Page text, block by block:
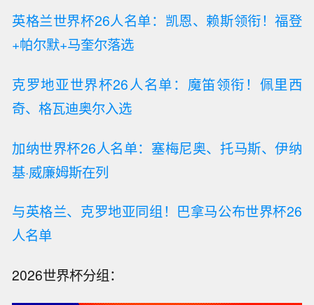
英格兰世界杯26人名单：凯恩、赖斯领衔！福登
+帕尔默+马奎尔落选
克罗地亚世界杯26人名单：魔笛领衔！佩里西
奇、格瓦迪奥尔入选
加纳世界杯26人名单：塞梅尼奥、托马斯、伊纳
基·威廉姆斯在列
与英格兰、克罗地亚同组！巴拿马公布世界杯26
人名单
2026世界杯分组：